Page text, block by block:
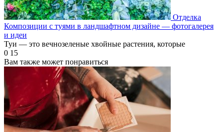
Отделка
Композиции с туями в ландшафтном дизайне — фотогалерея
и идеи
Туи — это вечнозеленые хвойные растения, которые
0 15
Вам также может понравиться